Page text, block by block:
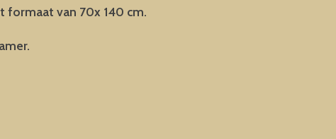
formaat van 70x 140 cm.